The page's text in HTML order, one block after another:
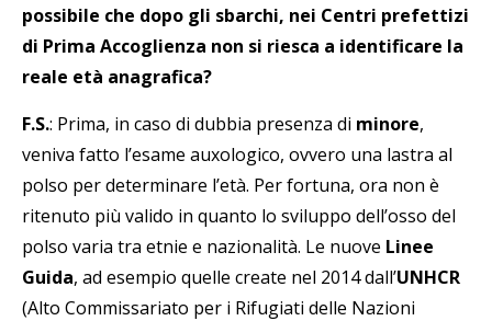
possibile che dopo gli sbarchi, nei Centri prefettizi
di Prima Accoglienza non si riesca a identificare la
reale età anagrafica?
F.S.: Prima, in caso di dubbia presenza di minore,
veniva fatto l’esame auxologico, ovvero una lastra al
polso per determinare l’età. Per fortuna, ora non è
ritenuto più valido in quanto lo sviluppo dell’osso del
polso varia tra etnie e nazionalità. Le nuove Linee
Guida, ad esempio quelle create nel 2014 dall’UNHCR
(Alto Commissariato per i Rifugiati delle Nazioni